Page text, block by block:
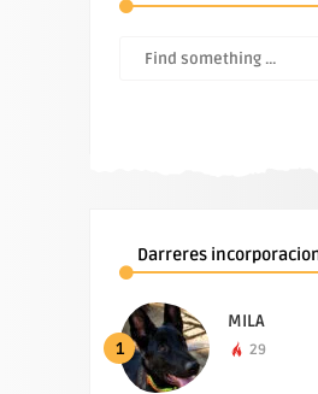
Darreres
1
MILA
29